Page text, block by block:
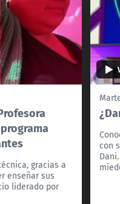
gracias a
enseñar sus
liderado por
con